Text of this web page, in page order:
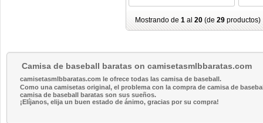
Mostrando de 1 al 20 (de 29 productos)
Camisa de baseball baratas on camisetasmlbbaratas.com
camisetasmlbbaratas.com le ofrece todas las camisa de baseball.
Como una camisetas original, el problema con la compra de camisa de
camisa de baseball baratas son sus sueños.
¡Elíjanos, elija un buen estado de ánimo, gracias por su compra!